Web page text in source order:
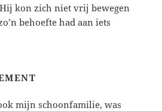
kon zich niet vrij bewegen
behoefte had aan iets
mijn schoonfamilie, was